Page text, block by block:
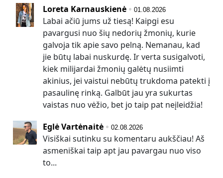
Loreta Karnauskienė 01.08.2026
Labai ačiū jums už tiesą! Kaipgi esu
pavargusi nuo šių nedorių žmonių, kurie
galvoja tik apie savo pelną. Nemanau, kad
jie būtų labai nuskurdę. Ir verta susigalvoti,
kiek milijardai žmonių galėtų nusiimti
akinius, jei vaistui nebūtų trukdoma patekti į
pasaulinę rinką. Galbūt jau yra sukurtas
vaistas nuo vėžio, bet jo taip pat neįleidžia!
Eglė Vartėnaitė
02.08.2026
Visiškai sutinku su komentaru aukščiau! Aš
asmeniškai taip apt jau pavargau nuo viso
to...